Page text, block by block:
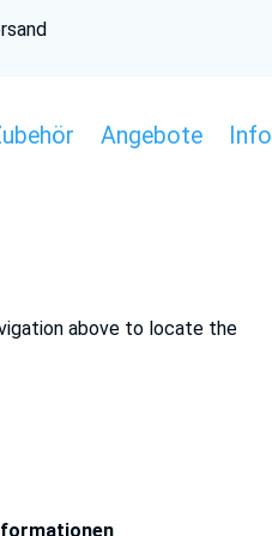
Angebote Info
above to locate the